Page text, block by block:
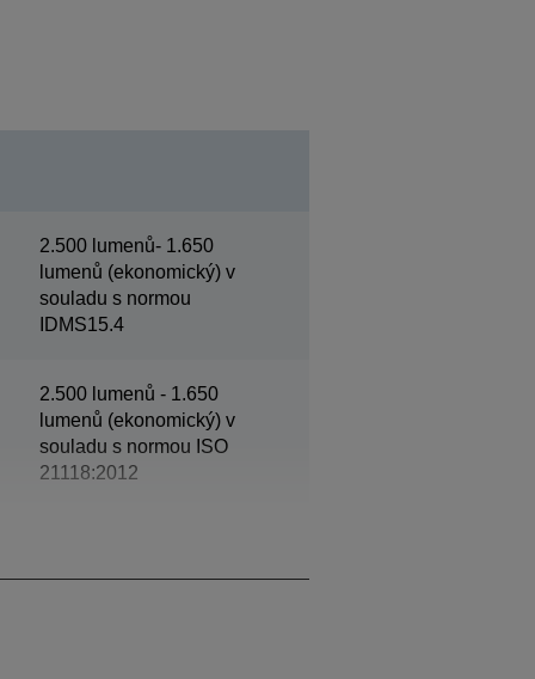
2.500 lumenů- 1.650
lumenů (ekonomický) v
souladu s normou
IDMS15.4
2.500 lumenů - 1.650
lumenů (ekonomický) v
souladu s normou ISO
21118:2012